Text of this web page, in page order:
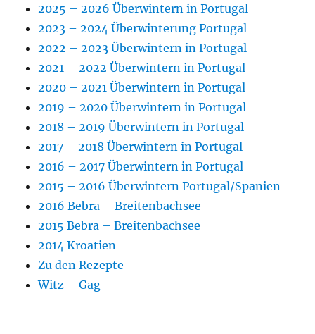
2025 – 2026 Überwintern in Portugal
2023 – 2024 Überwinterung Portugal
2022 – 2023 Überwintern in Portugal
2021 – 2022 Überwintern in Portugal
2020 – 2021 Überwintern in Portugal
2019 – 2020 Überwintern in Portugal
2018 – 2019 Überwintern in Portugal
2017 – 2018 Überwintern in Portugal
2016 – 2017 Überwintern in Portugal
2015 – 2016 Überwintern Portugal/Spanien
2016 Bebra – Breitenbachsee
2015 Bebra – Breitenbachsee
2014 Kroatien
Zu den Rezepte
Witz – Gag